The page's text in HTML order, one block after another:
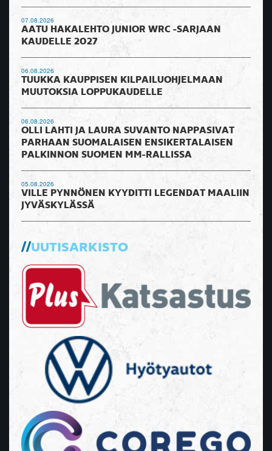
07.08.2026
AATU HAKALEHTO JUNIOR WRC -SARJAAN
KAUDELLE 2027
06.08.2026
TUUKKA KAUPPISEN KILPAILUOHJELMAAN
MUUTOKSIA LOPPUKAUDELLE
06.08.2026
OLLI LAHTI JA LAURA SUVANTO NAPPASIVAT
PARHAAN SUOMALAISEN ENSIKERTALAISEN
PALKINNON SUOMEN MM-RALLISSA
05.08.2026
VILLE PYNNÖNEN KYYDITTI LEGENDAT MAALIIN
JYVÄSKYLÄSSÄ
UUTISARKISTO